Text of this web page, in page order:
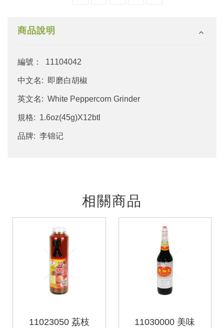
商品說明
編號： 11104042
中文名: 即磨白胡椒
英文名: White Peppercorn Grinder
規格: 1.6oz(45g)X12btl
品牌: 李锦记
相關商品
11023050 荔枝
11030000 美味